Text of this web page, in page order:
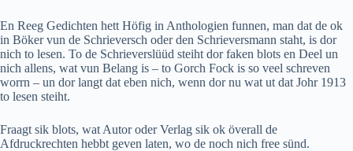
En Reeg Gedichten hett Höfig in Anthologien funnen, man dat de ok
in Böker vun de Schrieversch oder den Schrieversmann staht, is dor
nich to lesen. To de Schrieverslüüd steiht dor faken blots en Deel un
nich allens, wat vun Belang is – to Gorch Fock is so veel schreven
worrn – un dor langt dat eben nich, wenn dor nu wat ut dat Johr 1913
to lesen steiht.
Fraagt sik blots, wat Autor oder Verlag sik ok överall de
Afdruckrechten hebbt geven laten, wo de noch nich free sünd.